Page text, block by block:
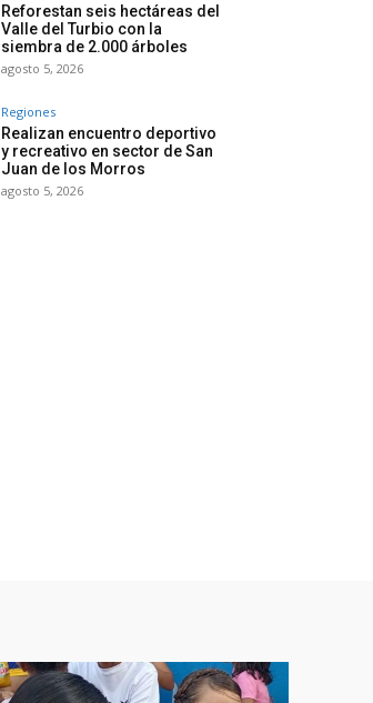
Reforestan seis hectáreas del
Valle del Turbio con la
siembra de 2.000 árboles
agosto 5, 2026
Regiones
Realizan encuentro deportivo
y recreativo en sector de San
Juan de los Morros
agosto 5, 2026